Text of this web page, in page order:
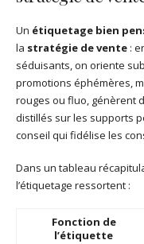
Un étiquetage bien
la stratégie de vente :
séduisants, on oriente
promotions éphémères,
rouges ou fluo, génèrent
distillés sur les supports
conseil qui fidélise les
Dans un tableau
l’étiquetage ressortent :
Fonction de
l’étiquette